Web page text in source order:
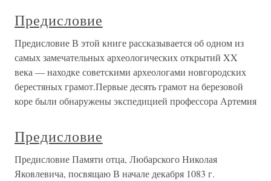
Предисловие
Предисловие В этой книге рассказывается об одном из
самых замечательных археологических открытий XX
века — находке советскими археологами новгородских
берестяных грамот.Первые десять грамот на березовой
коре были обнаружены экспедицией профессора Артемия
Предисловие
Предисловие Памяти отца, Любарского Николая
Яковлевича, посвящаю В начале декабря 1083 г.